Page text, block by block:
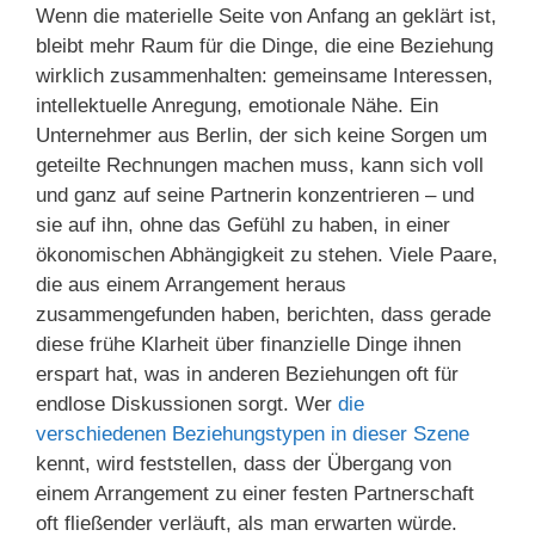
Wenn die materielle Seite von Anfang an geklärt ist,
bleibt mehr Raum für die Dinge, die eine Beziehung
wirklich zusammenhalten: gemeinsame Interessen,
intellektuelle Anregung, emotionale Nähe. Ein
Unternehmer aus Berlin, der sich keine Sorgen um
geteilte Rechnungen machen muss, kann sich voll
und ganz auf seine Partnerin konzentrieren – und
sie auf ihn, ohne das Gefühl zu haben, in einer
ökonomischen Abhängigkeit zu stehen. Viele Paare,
die aus einem Arrangement heraus
zusammengefunden haben, berichten, dass gerade
diese frühe Klarheit über finanzielle Dinge ihnen
erspart hat, was in anderen Beziehungen oft für
endlose Diskussionen sorgt. Wer die
verschiedenen Beziehungstypen in dieser Szene
kennt, wird feststellen, dass der Übergang von
einem Arrangement zu einer festen Partnerschaft
oft fließender verläuft, als man erwarten würde.